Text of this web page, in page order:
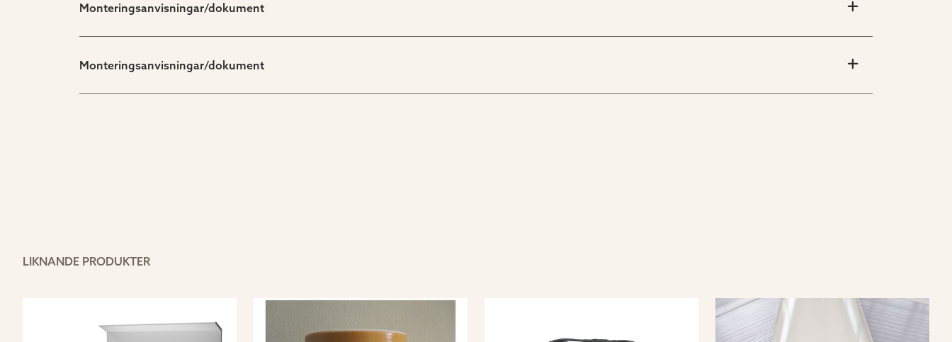
Monteringsanvisningar/dokument
Monteringsanvisningar/dokument
LIKNANDE PRODUKTER